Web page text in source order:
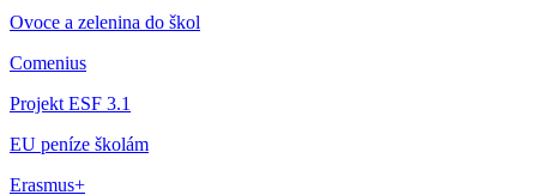
Ovoce a zelenina do škol
Comenius
Projekt ESF 3.1
EU peníze školám
Erasmus+